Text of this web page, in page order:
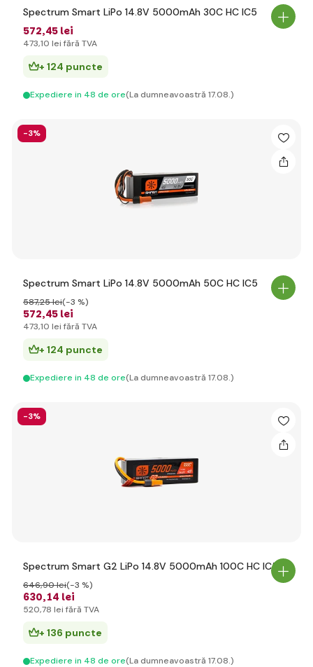
Spectrum Smart LiPo 14.8V 5000mAh 30C HC IC5
572,45 lei
473,10 lei fără TVA
+ 124 puncte
Expediere in 48 de ore(La dumneavoastră 17.08.)
-3%
Spectrum Smart LiPo 14.8V 5000mAh 50C HC IC5
572,45 lei
587,25 lei(-3 %)
473,10 lei fără TVA
+ 124 puncte
Expediere in 48 de ore(La dumneavoastră 17.08.)
-3%
Spectrum Smart G2 LiPo 14.8V 5000mAh 100C HC IC5
630,14 lei
646,90 lei(-3 %)
520,78 lei fără TVA
+ 136 puncte
Expediere in 48 de ore(La dumneavoastră 17.08.)